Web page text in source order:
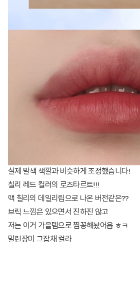
실제 발색 색깔과 비슷하게 조정했습니다!
칠리 레드 컬러의 로즈타르트!!!
맥 칠리의 데일리립으로 나온 버전같은??
브릭 느낌은 있으면서 진하진 않고
저는 이거 가을템으로 찜꽁해놨어욥 ㅎㅋ
말린장미 그잡채 컬라